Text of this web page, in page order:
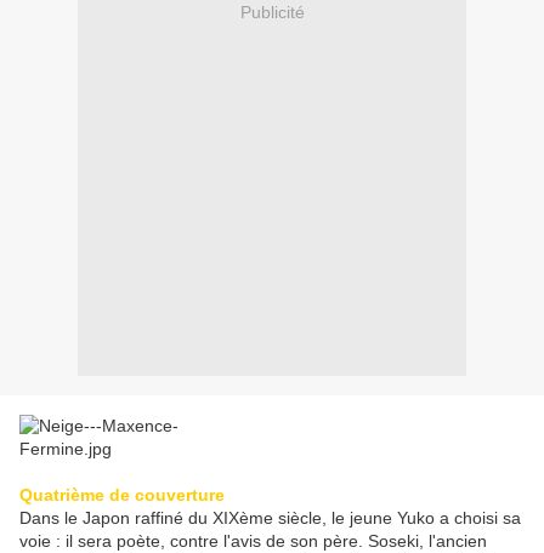
Publicité
Quatrième de couverture
Dans le Japon raffiné du XIXème siècle, le jeune Yuko a choisi sa
voie : il sera poète, contre l'avis de son père. Soseki, l'ancien